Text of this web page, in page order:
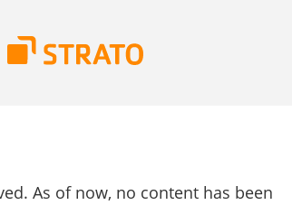
As of now, no content has been